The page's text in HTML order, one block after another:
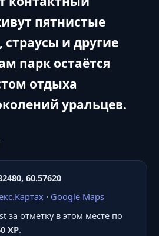
пятнистые
страусы и другие
парк остаётся
отдыха
уральцев.
60.57620
· Google Maps
за отметку в этом месте по
XP.